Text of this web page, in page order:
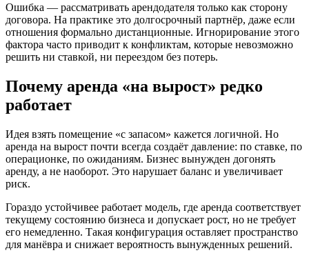
Ошибка — рассматривать арендодателя только как сторону
договора. На практике это долгосрочный партнёр, даже если
отношения формально дистанционные. Игнорирование этого
фактора часто приводит к конфликтам, которые невозможно
решить ни ставкой, ни переездом без потерь.
Почему аренда «на вырост» редко
работает
Идея взять помещение «с запасом» кажется логичной. Но
аренда на вырост почти всегда создаёт давление: по ставке, по
операционке, по ожиданиям. Бизнес вынужден догонять
аренду, а не наоборот. Это нарушает баланс и увеличивает
риск.
Гораздо устойчивее работает модель, где аренда соответствует
текущему состоянию бизнеса и допускает рост, но не требует
его немедленно. Такая конфигурация оставляет пространство
для манёвра и снижает вероятность вынужденных решений.